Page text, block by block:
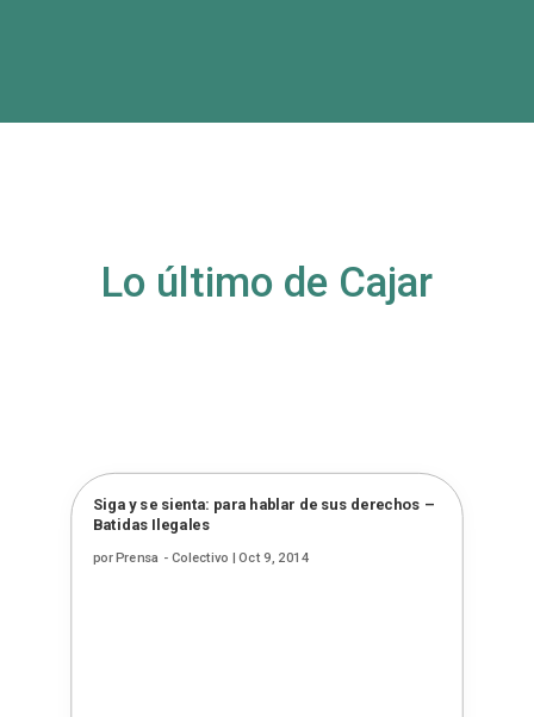
Lo último de Cajar
Siga y se sienta: para hablar de sus derechos –
Batidas Ilegales
porPrensa - Colectivo | Oct 9, 2014